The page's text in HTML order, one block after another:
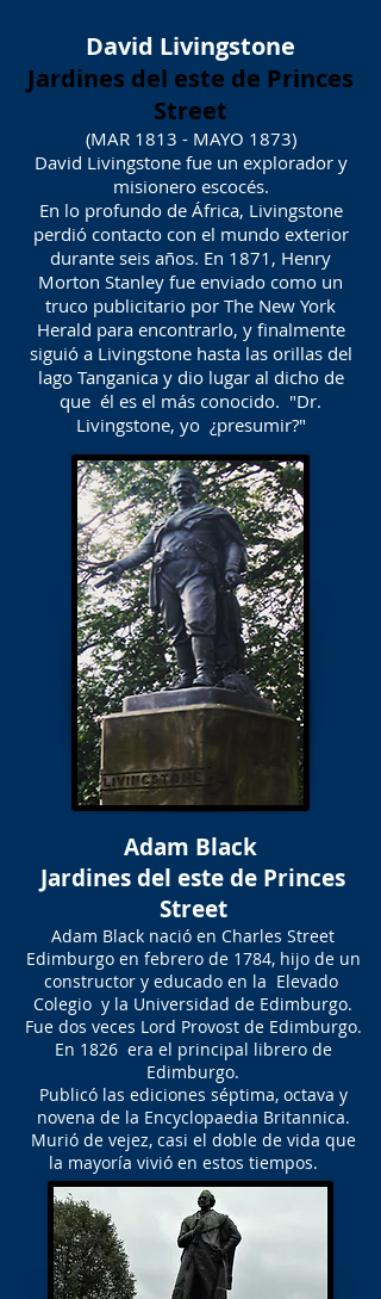
David Livingstone
Jardines del este de Princes
Street
(MAR 1813 - MAYO 1873)
David Livingstone fue un explorador y
misionero escocés.
En lo profundo de África, Livingstone
perdió contacto con el mundo exterior
durante seis años. En 1871, Henry
Morton Stanley fue enviado como un
truco publicitario por The New York
Herald para encontrarlo, y finalmente
siguió a Livingstone hasta las orillas del
lago Tanganica y dio lugar al dicho de
que él es el más conocido. "Dr.
Livingstone, yo ¿presumir?"
Adam Black
Jardines del este de Princes
Street
Adam Black nació en Charles Street
Edimburgo en febrero de 1784, hijo de un
constructor y educado en la Elevado
Colegio y la Universidad de Edimburgo.
Fue dos veces Lord Provost de Edimburgo.
En 1826 era el principal librero de
Edimburgo.
Publicó las ediciones séptima, octava y
novena de la Encyclopaedia Britannica.
Murió de vejez, casi el doble de vida que
la mayoría vivió en estos tiempos.